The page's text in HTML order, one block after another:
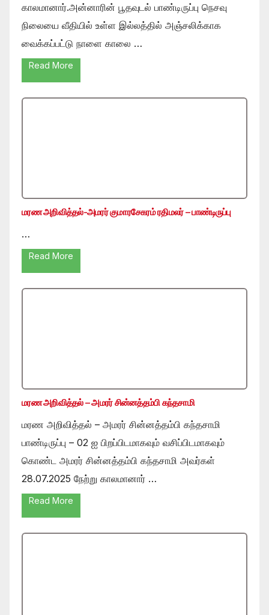
காலமானார்.அன்னாரின் பூதவுடல் பாண்டிருப்பு நெசவு
நிலையை வீதியில் உள்ள இல்லத்தில் அஞ்சலிக்காக
வைக்கப்பட்டு நாளை காலை …
Read More
மரண அறிவித்தல்-அமரர் குமாரசேகரம் ரதிமலர் – பாண்டிருப்பு
…
Read More
மரண அறிவித்தல் – அமரர் சின்னத்தம்பி கந்தசாமி
மரண அறிவித்தல் – அமரர் சின்னத்தம்பி கந்தசாமி
பாண்டிருப்பு – 02 ஐ பிறப்பிடமாகவும் வசிப்பிடமாகவும்
கொண்ட அமரர் சின்னத்தம்பி கந்தசாமி அவர்கள்
28.07.2025 நேற்று காலமானார் …
Read More